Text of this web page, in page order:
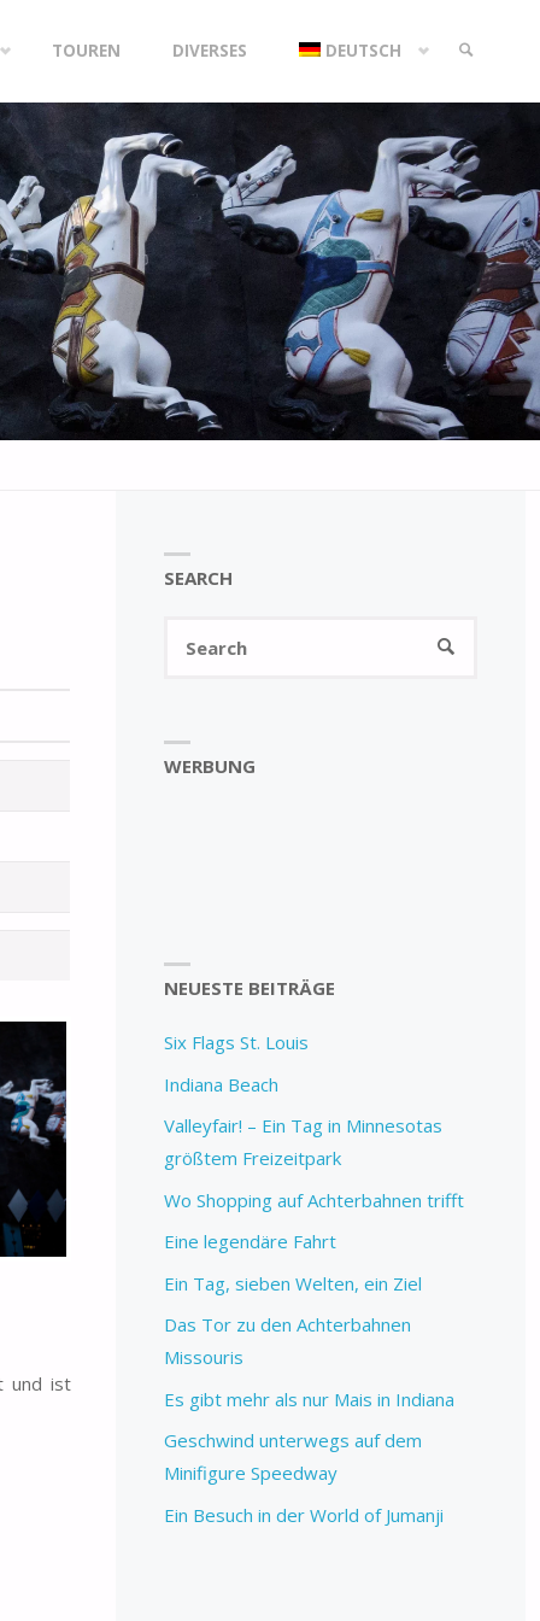
TOUREN DIVERSES DEUTSCH
SEARCH
und ist
SEARCH
SEARCH
WERBUNG
NEUESTE BEITRÄGE
Six Flags St. Louis
Indiana Beach
Valleyfair! – Ein Tag in Minnesotas
größtem Freizeitpark
Wo Shopping auf Achterbahnen trifft
Eine legendäre Fahrt
Ein Tag, sieben Welten, ein Ziel
Das Tor zu den Achterbahnen
Missouris
Es gibt mehr als nur Mais in Indiana
Geschwind unterwegs auf dem
Minifigure Speedway
Ein Besuch in der World of Jumanji